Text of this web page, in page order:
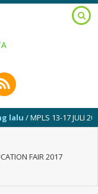
13-17 JULI 2026
FAIR 2017